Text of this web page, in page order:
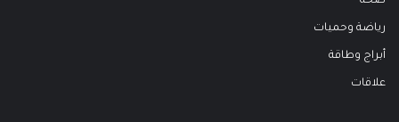
رياضة وحميات
أبراج وطاقة
علاقات